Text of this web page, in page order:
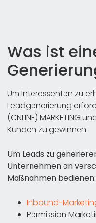
Was ist
Um Interessenten zu
Leadgenerierung
(ONLINE) MARKETING
Kunden zu gewinnen.
Um Leads zu
Unternehmen an
Maßnahmen bedienen:
Inbound-
Permission